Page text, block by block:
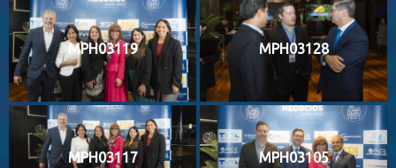
MPH03119 MPH03128
MPH03117 MPH03105